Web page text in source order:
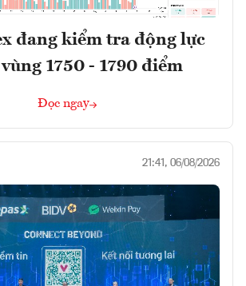
đang kiểm tra động lực
1750 - 1790 điểm
Đọc ngay
21:41, 06/08/2026